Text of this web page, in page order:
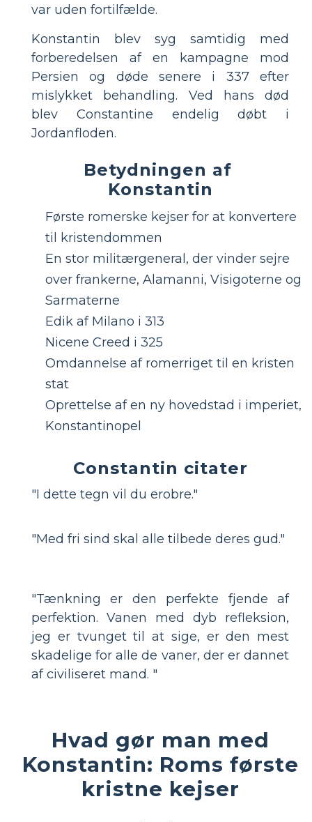
var uden fortilfælde.
Konstantin blev syg samtidig med
forberedelsen af ​​en kampagne mod
Persien og døde senere i 337 efter
mislykket behandling. Ved hans død
blev Constantine endelig døbt i
Jordanfloden.
Betydningen af ​​
Konstantin
Første romerske kejser for at konvertere
til kristendommen
En stor militærgeneral, der vinder sejre
over frankerne, Alamanni, Visigoterne og
Sarmaterne
Edik af Milano i 313
Nicene Creed i 325
Omdannelse af romerriget til en kristen
stat
Oprettelse af en ny hovedstad i imperiet,
Konstantinopel
Constantin citater
"I dette tegn vil du erobre."
"Med fri sind skal alle tilbede deres gud."
"Tænkning er den perfekte fjende af
perfektion. Vanen med dyb refleksion,
jeg er tvunget til at sige, er den mest
skadelige for alle de vaner, der er dannet
af civiliseret mand. "
Hvad gør man med
Konstantin: Roms første
kristne kejser